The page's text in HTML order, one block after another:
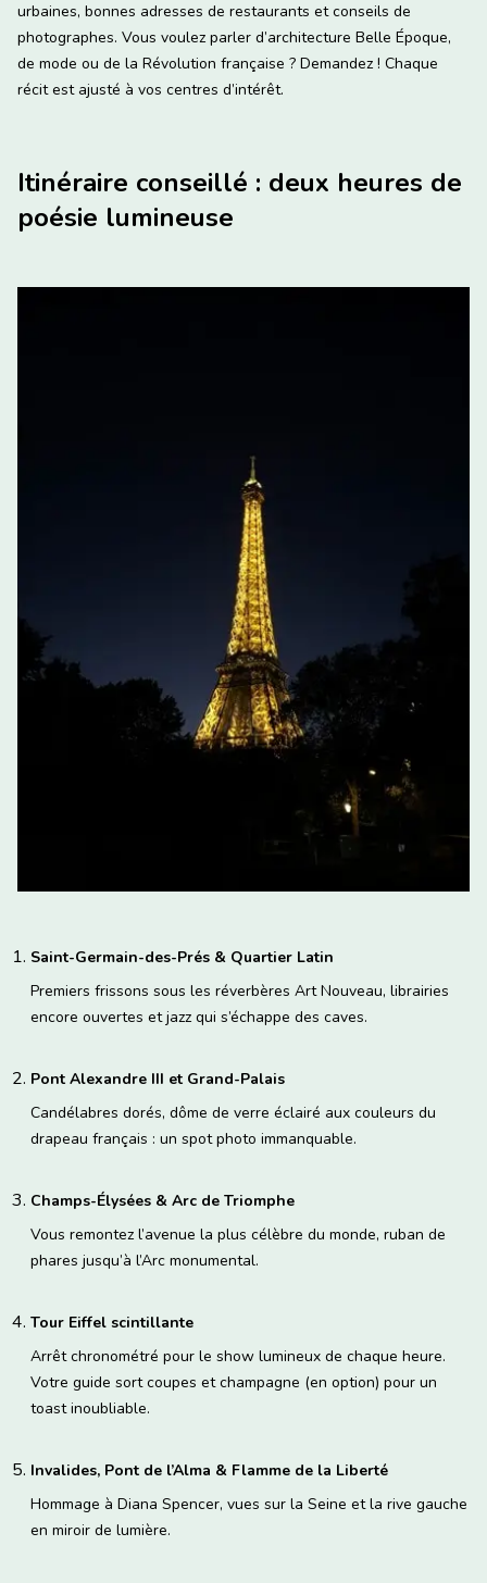
urbaines, bonnes adresses de restaurants et conseils de
photographes. Vous voulez parler d’architecture Belle Époque,
de mode ou de la Révolution française ? Demandez ! Chaque
récit est ajusté à vos centres d’intérêt.
Itinéraire conseillé : deux heures de
poésie lumineuse
Saint-Germain-des-Prés & Quartier Latin
Premiers frissons sous les réverbères Art Nouveau, librairies
encore ouvertes et jazz qui s’échappe des caves.
Pont Alexandre III et Grand-Palais
Candélabres dorés, dôme de verre éclairé aux couleurs du
drapeau français : un spot photo immanquable.
Champs-Élysées & Arc de Triomphe
Vous remontez l’avenue la plus célèbre du monde, ruban de
phares jusqu’à l’Arc monumental.
Tour Eiffel scintillante
Arrêt chronométré pour le show lumineux de chaque heure.
Votre guide sort coupes et champagne (en option) pour un
toast inoubliable.
Invalides, Pont de l’Alma & Flamme de la Liberté
Hommage à Diana Spencer, vues sur la Seine et la rive gauche
en miroir de lumière.